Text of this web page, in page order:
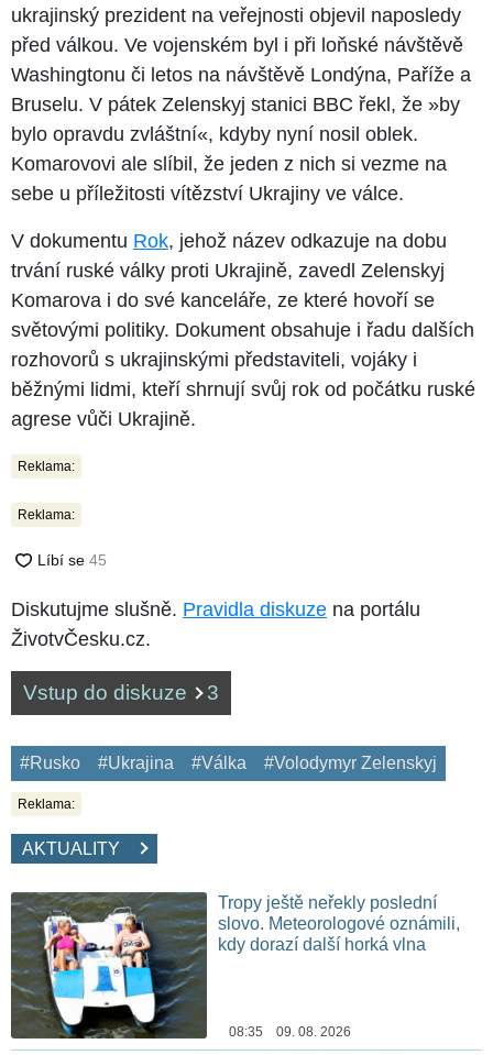
ukrajinský prezident na veřejnosti objevil naposledy
před válkou. Ve vojenském byl i při loňské návštěvě
Washingtonu či letos na návštěvě Londýna, Paříže a
Bruselu. V pátek Zelenskyj stanici BBC řekl, že »by
bylo opravdu zvláštní«, kdyby nyní nosil oblek.
Komarovovi ale slíbil, že jeden z nich si vezme na
sebe u příležitosti vítězství Ukrajiny ve válce.
V dokumentu Rok, jehož název odkazuje na dobu
trvání ruské války proti Ukrajině, zavedl Zelenskyj
Komarova i do své kanceláře, ze které hovoří se
světovými politiky. Dokument obsahuje i řadu dalších
rozhovorů s ukrajinskými představiteli, vojáky i
běžnými lidmi, kteří shrnují svůj rok od počátku ruské
agrese vůči Ukrajině.
Reklama:
Reklama:
Diskutujme slušně. Pravidla diskuze na portálu
ŽivotvČesku.cz.
Vstup do diskuze 3
#Rusko #Ukrajina #Válka #Volodymyr Zelenskyj
Reklama:
AKTUALITY
Tropy ještě neřekly poslední
slovo. Meteorologové oznámili,
kdy dorazí další horká vlna
08:35 09. 08. 2026